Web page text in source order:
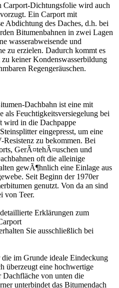
Carport-Dichtungsfolie wird auch
Ein Carport mit
Abdichtung des Daches, d.h. bei
Bitumenbahnen in zwei Lagen
wasserabweisende und
zu erzielen. Dadurch kommt es
zu keiner Kondenswasserbildung
Regengeräuschen.
Dachbahn ist eine mit
als Feuchtigkeitsversiegelung bei
wird in die Dachpappe
eingepresst, um eine
zu bekommen. Bei
GerÃ¤tehÃ¤uschen und
oft die alleinige
gewÃ¶hnlich eine Einlage aus
Seit Beginn der 1970er
genutzt. Von da an sind
von Teer.
Erklärungen zum
Sie ausschließlich bei
im Grunde ideale Eindeckung
überzeugt eine hochwertige
von unten die
unterbindet das Bitumendach